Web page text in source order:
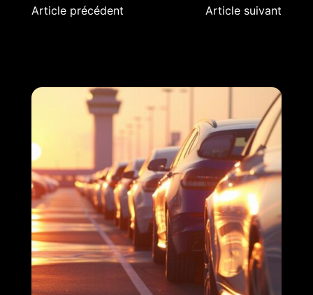
Navigation
Article précédent Article suivant